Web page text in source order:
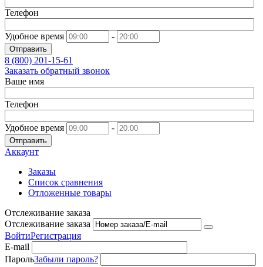
Телефон
Удобное время -
Отправить
8 (800) 201-15-61
Заказать обратный звонок
Ваше имя
Телефон
Удобное время -
Отправить
Аккаунт
Заказы
Список сравнения
Отложенные товары
Отслеживание заказа
Отслеживание заказа
ВойтиРегистрация
E-mail
ПарольЗабыли пароль?